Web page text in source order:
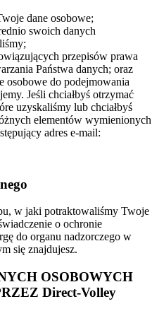
dane osobowe;
swoich danych
przepisów prawa
Państwa danych; oraz
osobowe do podejmowania
Jeśli chciałbyś otrzymać
uzyskaliśmy lub chciałbyś
elementów wymienionych
adres e-mail:
w jaki potraktowaliśmy Twoje
o ochronie
do organu nadzorczego w
się znajdujesz.
OSOBOWYCH
Direct-Volley